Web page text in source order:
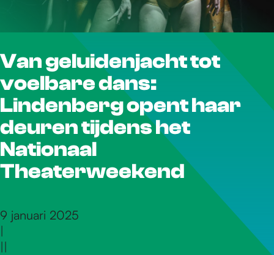
r
d
e
h
Van geluidenjacht tot
voelbare dans:
Lindenberg opent haar
deuren tijdens het
Nationaal
Theaterweekend
9 januari 2025
|
||